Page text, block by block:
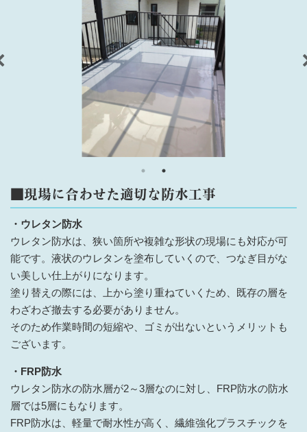
■現場に合わせた適切な防水工事
・ウレタン防水
ウレタン防水は、狭い箇所や複雑な形状の現場にも対応が可
能です。液状のウレタンを塗布していくので、つなぎ目がな
い美しい仕上がりになります。
塗り替えの際には、上から塗り重ねていくため、既存の層を
わざわざ撤去する必要がありません。
そのため作業時間の短縮や、ゴミが出ないというメリットも
ございます。
・FRP防水
ウレタン防水の防水層が2～3層なのに対し、FRP防水の防水
層では5層にもなります。
FRP防水は、軽量で耐水性が高く、繊維強化プラスチックを